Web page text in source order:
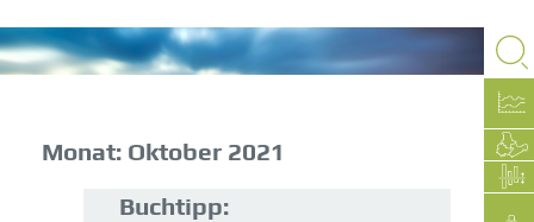
Monat: Oktober 2021
Buchtipp: